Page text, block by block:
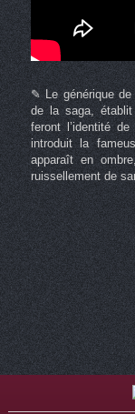
✎ Le générique
de la saga,
feront l’identité
introduit la
apparaît en
ruissellement de